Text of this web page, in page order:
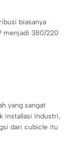
biasanya
menjadi 380/220
yang sangat
installasi Industri,
dari cubicle itu